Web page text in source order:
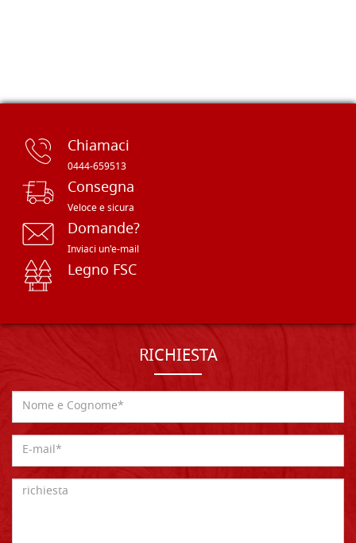
Chiamaci
0444-659513
Consegna
Veloce e sicura
Domande?
Inviaci un'e-mail
Legno FSC
RICHIESTA